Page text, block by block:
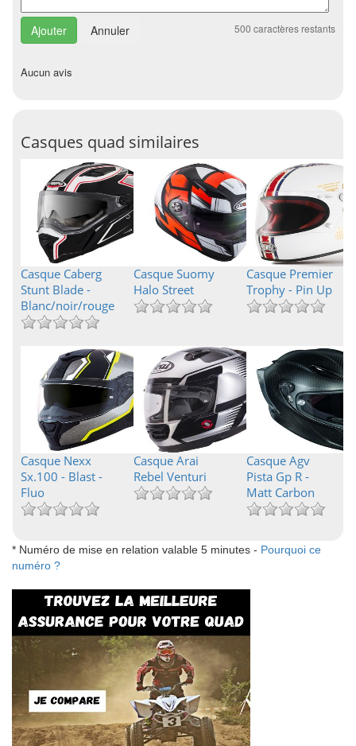
Annuler 500 caractères restants
Aucun avis
Casques quad similaires
Casque Caberg
Stunt Blade -
Blanc/noir/rouge
Casque Suomy
Halo Street
Casque Premier
Trophy - Pin Up
Casque Nexx
Sx.100 - Blast -
Fluo
Casque Arai
Rebel Venturi
Casque Agv
Pista Gp R -
Matt Carbon
* Numéro de mise en relation valable 5 minutes - Pourquoi ce
numéro ?